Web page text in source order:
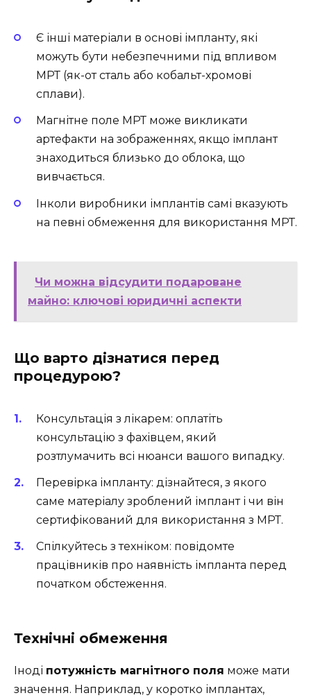
Є інші матеріали в основі імпланту, які
можуть бути небезпечними під впливом
МРТ (як-от сталь або кобальт-хромові
сплави).
Магнітне поле МРТ може викликати
артефакти на зображеннях, якщо імплант
знаходиться близько до облока, що
вивчається.
Інколи виробники імплантів самі вказують
на певні обмеження для використання МРТ.
Чи можна відсудити подароване
майно: ключові юридичні аспекти
Що варто дізнатися перед
процедурою?
Консультація з лікарем: оплатіть
консультацію з фахівцем, який
розтлумачить всі нюанси вашого випадку.
Перевірка імпланту: дізнайтеся, з якого
саме матеріалу зроблений імплант і чи він
сертифікований для використання з МРТ.
Спілкуйтесь з техніком: повідомте
працівників про наявність імпланта перед
початком обстеження.
Технічні обмеження
Іноді потужність магнітного поля може мати
значення. Наприклад, у коротко імплантах,